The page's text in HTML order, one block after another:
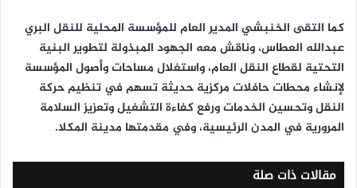
كما التقى الخنبشي المدير العام للمؤسسة المحلية للنقل البري
عبدالله العطاس، وناقش معه الجهود المبذولة لتطوير البنية
التحتية لقطاع النقل العام، واستغلال مساحات وأصول المؤسسة
لإنشاء محطات حافلات مركزية حديثة تسهم في تنظيم حركة
النقل وتحسين الخدمات ورفع كفاءة التشغيل وتعزيز السلامة
المرورية في المدن الرئيسية، وفي مقدمتها مدينة المكلا.
مقالات ذات صلة